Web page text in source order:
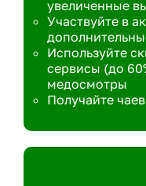
увеличенные
Участвуйте в
Используйте
сервисы (до
медосмотры
Получайте